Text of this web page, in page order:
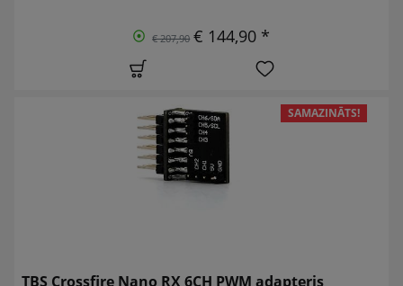
€ 207,90 € 144,90 *
SAMAZINĀTS!
TBS Crossfire Nano RX 6CH PWM adapteris